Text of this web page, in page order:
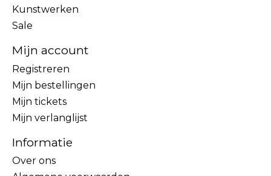
Kunstwerken
Sale
Mijn account
Registreren
Mijn bestellingen
Mijn tickets
Mijn verlanglijst
Informatie
Over ons